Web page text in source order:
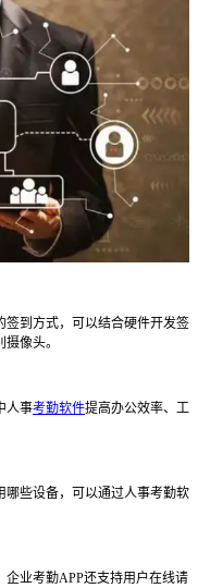
签到方式，可以结合硬件开发签
像头。
人事考勤软件提高办公效率、工
哪些设备，可以通过人事考勤软
企业考勤APP还支持用户在线请